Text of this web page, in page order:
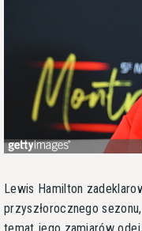
Lewis Hamilton
przyszłorocznego